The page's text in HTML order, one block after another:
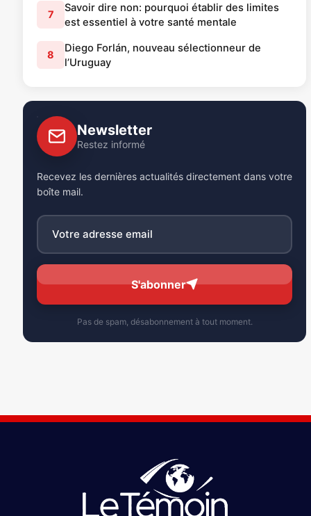
7
Savoir dire non: pourquoi établir des limites
est essentiel à votre santé mentale
8
Diego Forlán, nouveau sélectionneur de
l’Uruguay
Newsletter
Restez informé
Recevez les dernières actualités directement dans votre
boîte mail.
S'abonner
Pas de spam, désabonnement à tout moment.